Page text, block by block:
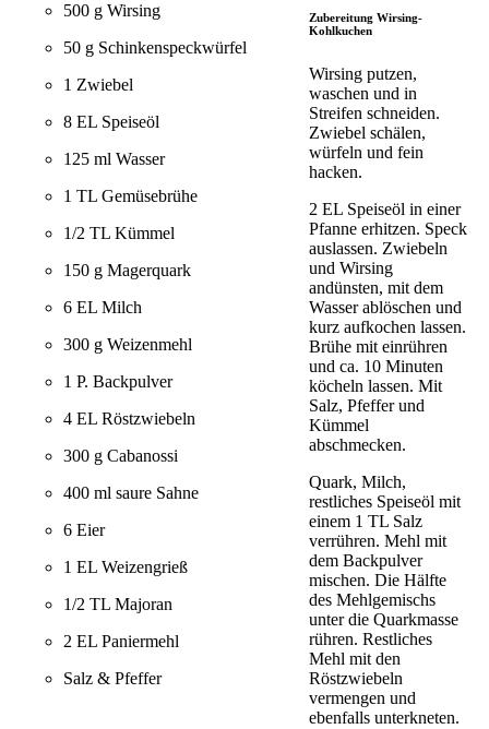
500 g Wirsing
50 g Schinkenspeckwürfel
1 Zwiebel
8 EL Speiseöl
125 ml Wasser
1 TL Gemüsebrühe
1/2 TL Kümmel
150 g Magerquark
6 EL Milch
300 g Weizenmehl
1 P. Backpulver
4 EL Röstzwiebeln
300 g Cabanossi
400 ml saure Sahne
6 Eier
1 EL Weizengrieß
1/2 TL Majoran
2 EL Paniermehl
Salz & Pfeffer
Zubereitung Wirsing-
Kohlkuchen
Wirsing putzen,
waschen und in
Streifen schneiden.
Zwiebel schälen,
würfeln und fein
hacken.
2 EL Speiseöl in einer
Pfanne erhitzen. Speck
auslassen. Zwiebeln
und Wirsing
andünsten, mit dem
Wasser ablöschen und
kurz aufkochen lassen.
Brühe mit einrühren
und ca. 10 Minuten
köcheln lassen. Mit
Salz, Pfeffer und
Kümmel
abschmecken.
Quark, Milch,
restliches Speiseöl mit
einem 1 TL Salz
verrühren. Mehl mit
dem Backpulver
mischen. Die Hälfte
des Mehlgemischs
unter die Quarkmasse
rühren. Restliches
Mehl mit den
Röstzwiebeln
vermengen und
ebenfalls unterkneten.